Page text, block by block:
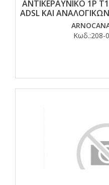
ΑΝΤΙΚΕΡΑΥΝΙΚΟ 1P
ADSL ΚΑΙ
Κωδ.:208-